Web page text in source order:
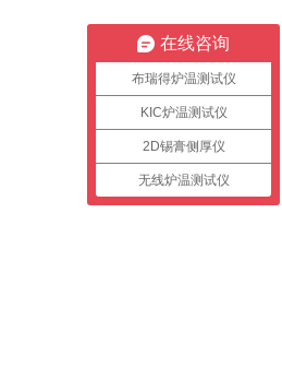
在线咨询
布瑞得炉温测试仪
KIC炉温测试仪
2D锡膏侧厚仪
无线炉温测试仪